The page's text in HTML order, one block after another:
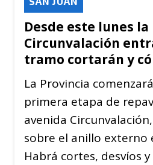
Desde este lunes la
Circunvalación
tramo cortarán y
La Provincia
primera etapa de
avenida
sobre el anillo externo
Habrá cortes, desvíos